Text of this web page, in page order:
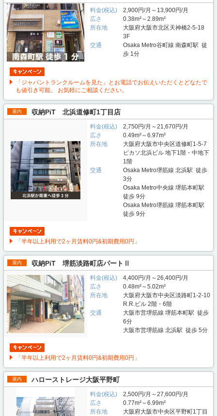
料金(税込)
2,900円/月～13,900円/月
広さ
0.38m²～2.89m²
所在地
大阪府大阪市北区天神橋2-5-18
3F
交通
Osaka Metro谷町線 南森町駅 徒
歩 1分
「ジャパントランクルームを見た」とお電話でお伝えいただくとどなたで
も値引き可能。 お気軽にご相談ください。
屋内 収納PiT 北浜道修町1丁目店
料金(税込)
2,750円/月～21,670円/月
広さ
0.49m²～6.97m²
所在地
大阪府大阪市中央区道修町1-5-7
ピカソ北浜ビル 地下1階・中地下
1階
交通
Osaka Metro堺筋線 北浜駅 徒歩
3分
Osaka Metro中央線 堺筋本町駅
徒歩 9分
Osaka Metro堺筋線 堺筋本町駅
徒歩 9分
「半年以上利用で2ヶ月賃料0円&初期費用0円」
屋内 収納PiT 堺筋淡路町店パートⅡ
料金(税込)
4,400円/月～26,400円/月
広さ
0.48m²～5.02m²
所在地
大阪府大阪市中央区淡路町1-2-10
R.R.ビル 2階・6階
交通
大阪市営堺筋線 堺筋本町駅 徒歩
6分
大阪市営堺筋線 北浜駅 徒歩 5分
「半年以上利用で2ヶ月賃料0円&初期費用0円」
屋内 ハローストレージ大阪平野町
料金(税込)
2,500円/月～27,600円/月
広さ
0.77m²～6.99m²
所在地
大阪府大阪市中央区平野町1丁目